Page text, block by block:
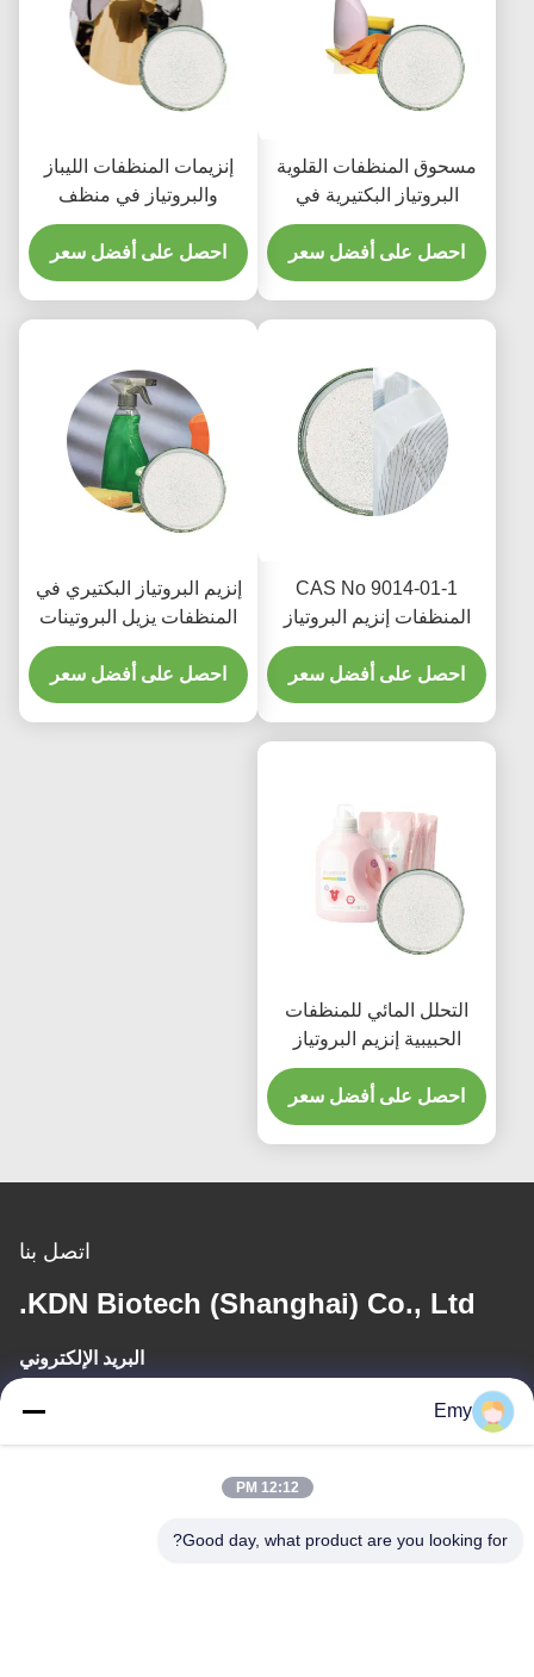
مسحوق المنظفات القلوية
البروتياز البكتيرية في
المنظفات عالية النقاء كاس
9014 01 1
احصل على أفضل سعر
إنزيمات المنظفات الليباز
والبروتياز في منظف
الغسيل 1200000u G إلى
1500000u G
احصل على أفضل سعر
CAS No 9014-01-1
المنظفات إنزيم البروتياز
تدهور 100000 إلى
1000000u G
احصل على أفضل سعر
إنزيم البروتياز البكتيري في
المنظفات يزيل البروتينات
المتحللة للبقع
احصل على أفضل سعر
التحلل المائي للمنظفات
الحبيبية إنزيم البروتياز
القلوي CAS 9014-01-1
احصل على أفضل سعر
اتصل بنا
KDN Biotech (Shanghai) Co., Ltd.
البريد الإلكتروني
panxy@vlandgroup.com
Emy
12:12 PM
Good day, what product are you looking for?